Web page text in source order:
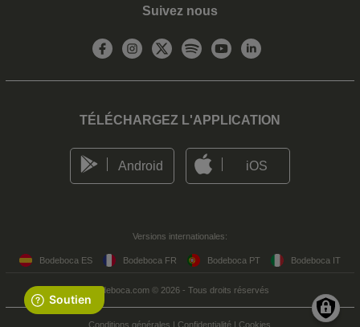
Suivez nous
TÉLÉCHARGEZ L'APPLICATION
Android iOS
Versions internationales:
Bodeboca ES Bodeboca FR Bodeboca PT Bodeboca IT
Bodeboca.com © 2026 - Tous droits réservés
Conditions générales | Confidentialité | Cookies